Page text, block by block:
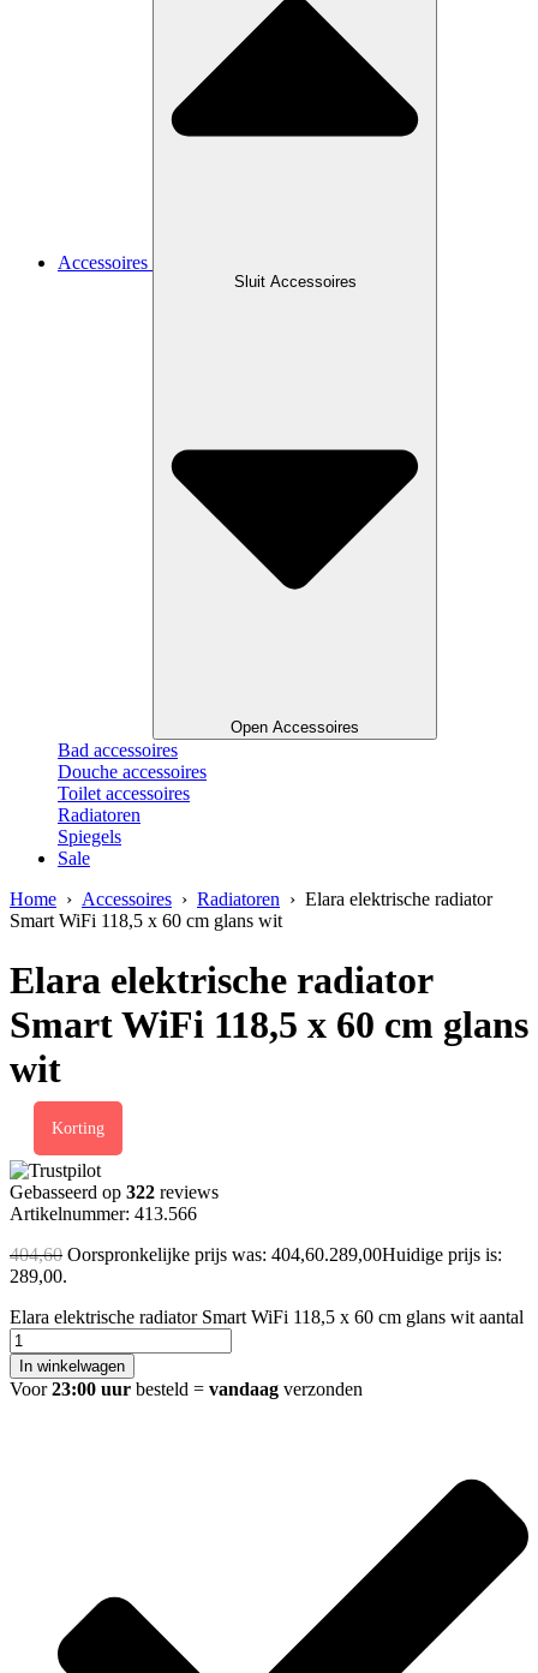
Accessoires
Sluit Accessoires
Open Accessoires
Bad accessoires
Douche accessoires
Toilet accessoires
Radiatoren
Spiegels
Sale
Home › Accessoires › Radiatoren › Elara elektrische radiator
Smart WiFi 118,5 x 60 cm glans wit
Elara elektrische radiator
Smart WiFi 118,5 x 60 cm glans
wit
Korting
Gebasseerd op 322 reviews
Artikelnummer: 413.566
404,60 Oorspronkelijke prijs was: 404,60.289,00Huidige prijs is:
289,00.
Elara elektrische radiator Smart WiFi 118,5 x 60 cm glans wit aantal
In winkelwagen
Voor23:00 uur besteld = vandaag verzonden